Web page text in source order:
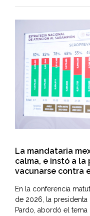
La mandataria
calma, e instó a la
vacunarse contra
En la conferencia
de 2026, la presidenta
Pardo, abordó el